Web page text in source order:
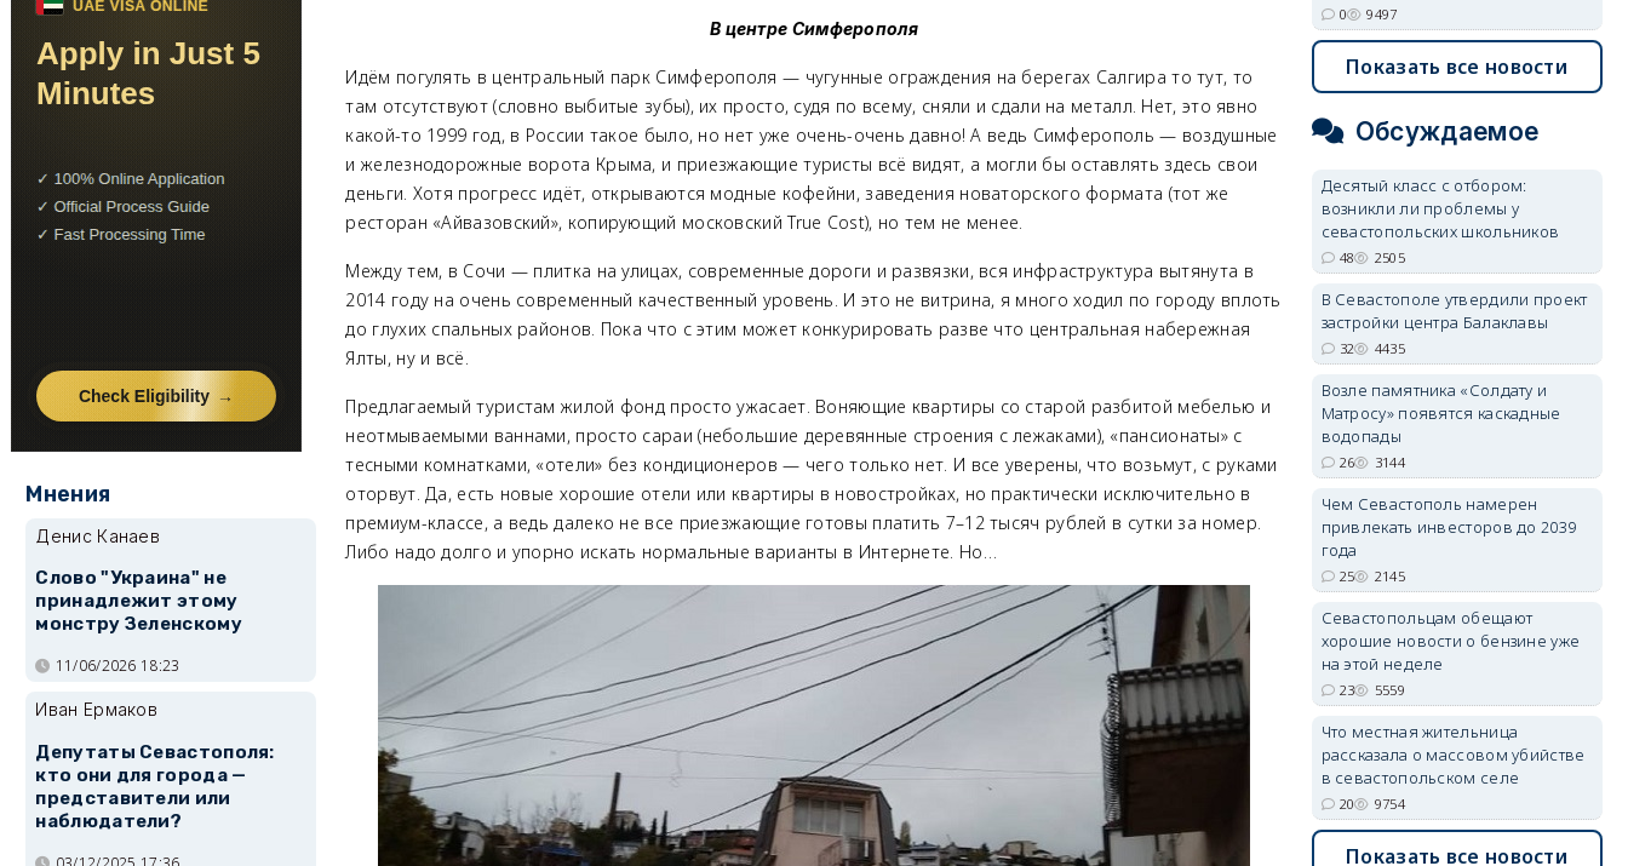
В центре Симферополя
Идём погулять в центральный парк Симферополя — чугунные ограждения на берегах Салгира то тут, то
там отсутствуют (словно выбитые зубы), их просто, судя по всему, сняли и сдали на металл. Нет, это явно
какой-то 1999 год, в России такое было, но нет уже очень-очень давно! А ведь Симферополь — воздушные
и железнодорожные ворота Крыма, и приезжающие туристы всё видят, а могли бы оставлять здесь свои
деньги. Хотя прогресс идёт, открываются модные кофейни, заведения новаторского формата (тот же
ресторан «Айвазовский», копирующий московский True Cost), но тем не менее.
Между тем, в Сочи — плитка на улицах, современные дороги и развязки, вся инфраструктура вытянута в
2014 году на очень современный качественный уровень. И это не витрина, я много ходил по городу вплоть
до глухих спальных районов. Пока что с этим может конкурировать разве что центральная набережная
Ялты, ну и всё.
Предлагаемый туристам жилой фонд просто ужасает. Воняющие квартиры со старой разбитой мебелью и
неотмываемыми ваннами, просто сараи (небольшие деревянные строения с лежаками), «пансионаты» с
тесными комнатками, «отели» без кондиционеров — чего только нет. И все уверены, что возьмут, с руками
оторвут. Да, есть новые хорошие отели или квартиры в новостройках, но практически исключительно в
премиум-классе, а ведь далеко не все приезжающие готовы платить 7–12 тысяч рублей в сутки за номер.
Либо надо долго и упорно искать нормальные варианты в Интернете. Но…
Мнения
Денис Канаев
Слово "Украина" не
принадлежит этому
монстру Зеленскому
11/06/2026 18:23
Иван Ермаков
Депутаты Севастополя:
кто они для города —
представители или
наблюдатели?
0 9497
Показать все новости
Обсуждаемое
Десятый класс с отбором:
возникли ли проблемы у
севастопольских школьников
48 2505
В Севастополе утвердили проект
застройки центра Балаклавы
32 4435
Возле памятника «Солдату и
Матросу» появятся каскадные
водопады
26 3144
Чем Севастополь намерен
привлекать инвесторов до 2039
года
25 2145
Севастопольцам обещают
хорошие новости о бензине уже
на этой неделе
23 5559
Что местная жительница
рассказала о массовом убийстве
в севастопольском селе
20 9754
Показать все новости